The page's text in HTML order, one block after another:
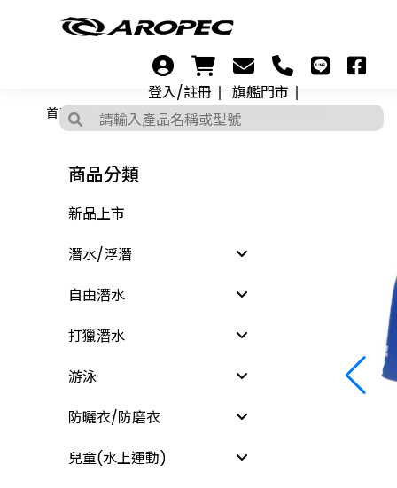
登入/註冊 旗艦門市
首頁 兒童防曬衣 兒童款短袖萊克防曬衣
商品分類
新品上市
潛水/浮潛
自由潛水
打獵潛水
游泳
防曬衣/防磨衣
兒童(水上運動)